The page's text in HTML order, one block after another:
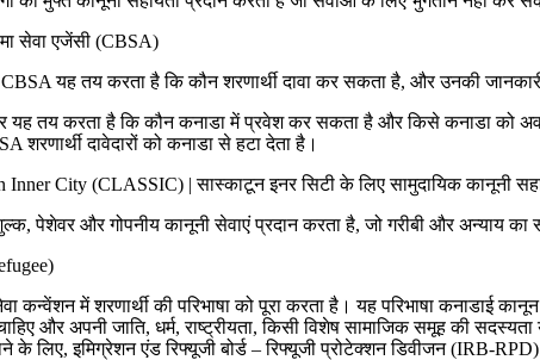
सेवा एजेंसी (CBSA)
यह तय करता है कि कौन शरणार्थी दावा कर सकता है, और उनकी
तय करता है कि कौन कनाडा में प्रवेश कर सकता है और किसे कनाडा को
शरणार्थी दावेदारों को कनाडा से हटा देता है।
Inner City (CLASSIC) | सास्काटून इनर सिटी के लिए सामुदायिक कानूनी
पेशेवर और गोपनीय कानूनी सेवाएं प्रदान करता है, जो गरीबी और अन्याय
कन्वेंशन में शरणार्थी की परिभाषा को पूरा करता है। यह परिभाषा कनाडाई
और अपनी जाति, धर्म, राष्ट्रीयता, किसी विशेष सामाजिक समूह की
के लिए, इमिग्रेशन एंड रिफ्यूजी बोर्ड – रिफ्यूजी प्रोटेक्शन डिवीजन (IRB-